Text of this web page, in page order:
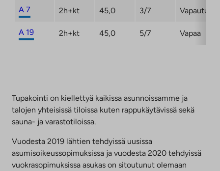
A 7 2h+kt 45,0 3/7
A 19 2h+kt 45,0 5/7 Vapaa
Tupakointi on kiellettyä kaikissa asunnoissamme ja
talojen yhteisissä tiloissa kuten rappukäytävissä sekä
sauna- ja varastotiloissa.
Vuodesta 2019 lähtien tehdyissä uusissa
asumisoikeussopimuksissa ja vuodesta 2020 tehdyissä
vuokrasopimuksissa asukas on sitoutunut olemaan